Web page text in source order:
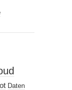
Daten